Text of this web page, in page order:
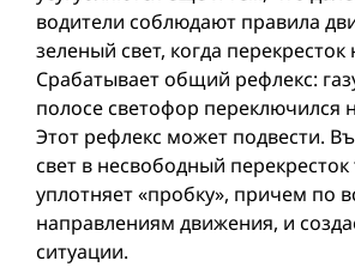
водители соблюдают правила
зеленый свет, когда
Срабатывает общий рефлекс:
полосе светофор переключился
Этот рефлекс может подвести.
свет в несвободный перекресток
уплотняет «пробку», причем по
направлениям движения, и
ситуации.